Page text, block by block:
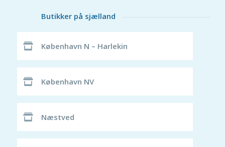
Butikker på sjælland
København N – Harlekin
København NV
Næstved